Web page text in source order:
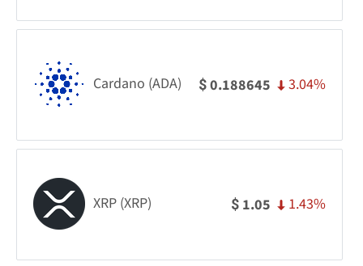
Cardano (ADA) $0.188645 3.04%
XRP (XRP) $ 1.05 1.43%